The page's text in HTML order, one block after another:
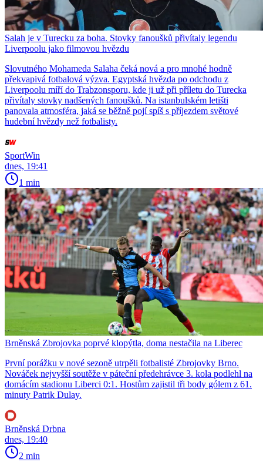
Salah je v Turecku za boha. Stovky fanoušků přivítaly legendu
Liverpoolu jako filmovou hvězdu
Slovutného Mohameda Salaha čeká nová a pro mnohé hodně
překvapivá fotbalová výzva. Egyptská hvězda po odchodu z
Liverpoolu míří do Trabzonsporu, kde ji už při příletu do Turecka
přivítaly stovky nadšených fanoušků. Na istanbulském letišti
panovala atmosféra, jaká se běžně pojí spíš s příjezdem světové
hudební hvězdy než fotbalisty.
SportWin
dnes, 19:41
1 min
Brněnská Zbrojovka poprvé klopýtla, doma nestačila na Liberec
První porážku v nové sezoně utrpěli fotbalisté Zbrojovky Brno.
Nováček nejvyšší soutěže v páteční předehrávce 3. kola podlehl na
domácím stadionu Liberci 0:1. Hostům zajistil tři body gólem z 61.
minuty Patrik Dulay.
Brněnská Drbna
dnes, 19:40
2 min